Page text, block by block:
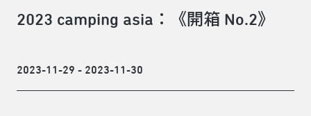
2023 camping asia：《開箱 No.2》
2023-11-29 - 2023-11-30